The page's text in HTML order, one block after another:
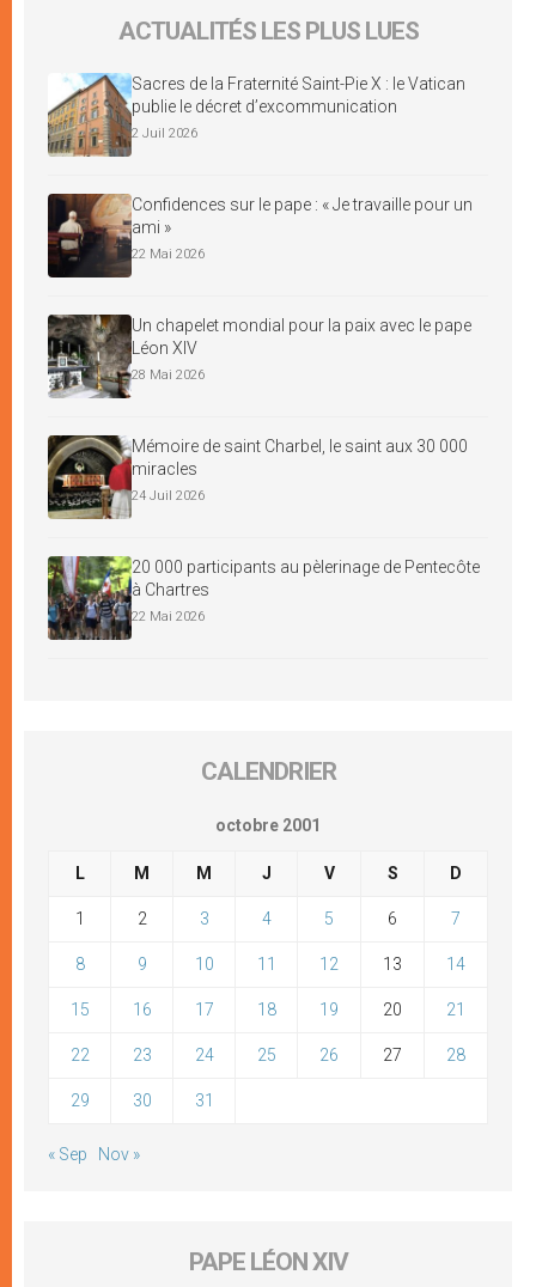
ACTUALITÉS LES PLUS LUES
Sacres de la Fraternité Saint-Pie X : le Vatican
publie le décret d’excommunication
2 Juil 2026
Confidences sur le pape : « Je travaille pour un
ami »
22 Mai 2026
Un chapelet mondial pour la paix avec le pape
Léon XIV
28 Mai 2026
Mémoire de saint Charbel, le saint aux 30 000
miracles
24 Juil 2026
20 000 participants au pèlerinage de Pentecôte
à Chartres
22 Mai 2026
CALENDRIER
octobre 2001
L M M J V S D
1 2 3 4 5 6 7
8 9 10 11 12 13 14
15 16 17 18 19 20 21
22 23 24 25 26 27 28
29 30 31
« Sep Nov »
PAPE LÉON XIV